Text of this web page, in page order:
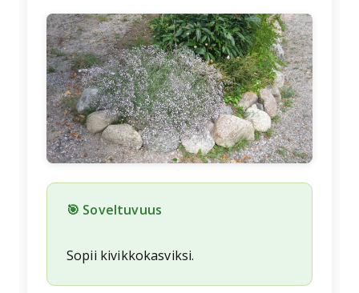
🌱
🎯 Soveltuvuus
Sopii kivikkokasviksi.